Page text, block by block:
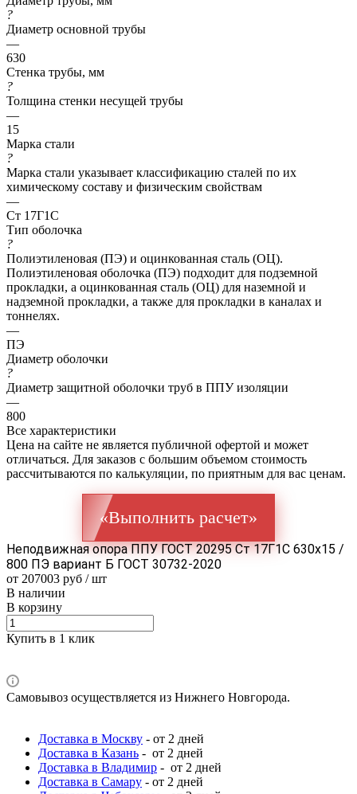
?
Диаметр основной трубы
—
630
Стенка трубы, мм
?
Толщина стенки несущей трубы
—
15
Марка стали
?
Марка стали указывает классификацию сталей по их
химическому составу и физическим свойствам
—
Ст 17Г1С
Тип оболочка
?
Полиэтиленовая (ПЭ) и оцинкованная сталь (ОЦ).
Полиэтиленовая оболочка (ПЭ) подходит для подземной
прокладки, а оцинкованная сталь (ОЦ) для наземной и
надземной прокладки, а также для прокладки в каналах и
тоннелях.
—
ПЭ
Диаметр оболочки
?
Диаметр защитной оболочки труб в ППУ изоляции
—
800
Все характеристики
Цена на сайте не является публичной офертой и может
отличаться. Для заказов с большим объемом стоимость
рассчитываются по калькуляции, по приятным для вас ценам.
«Выполнить расчет»
Неподвижная опора ППУ ГОСТ 20295 Ст 17Г1С 630x15 /
800 ПЭ вариант Б ГОСТ 30732-2020
от 207003 руб / шт
В наличии
В корзину
Купить в 1 клик
Самовывоз осуществляется из Нижнего Новгорода.
Доставка в Москву - от 2 дней
Доставка в Казань - от 2 дней
Доставка в Владимир - от 2 дней
Доставка в Самару - от 2 дней